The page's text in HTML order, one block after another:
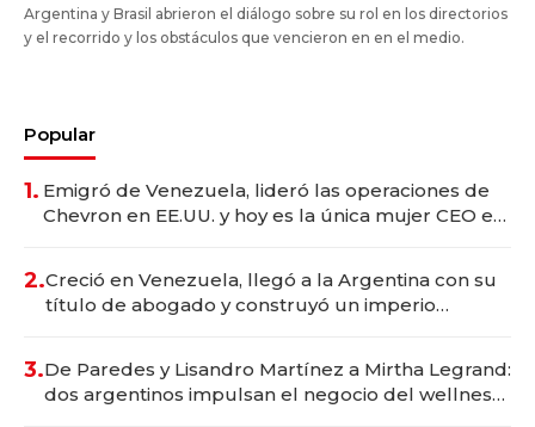
Argentina y Brasil abrieron el diálogo sobre su rol en los directorios
y el recorrido y los obstáculos que vencieron en en el medio.
Popular
1. Emigró de Venezuela, lideró las operaciones de
Chevron en EE.UU. y hoy es la única mujer CEO en
2.Creció en Venezuela, llegó a la Argentina con su
título de abogado y construyó un imperio
3.De Paredes y Lisandro Martínez a Mirtha Legrand:
dos argentinos impulsan el negocio del wellness